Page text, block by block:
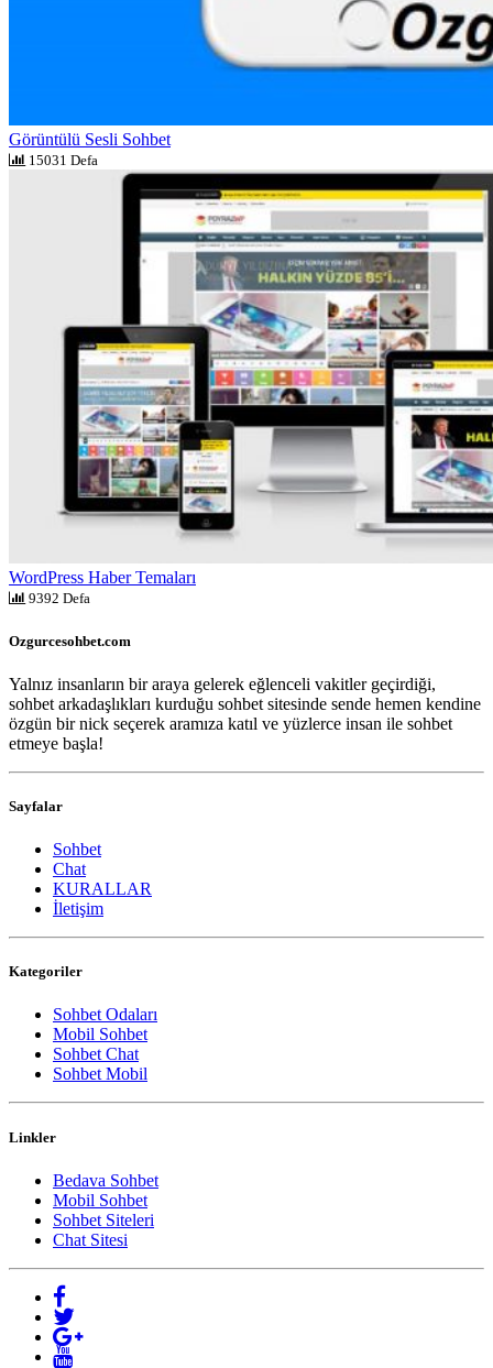
Görüntülü Sesli Sohbet
15031 Defa
WordPress Haber Temaları
9392 Defa
Ozgurcesohbet.com
Yalnız insanların bir araya gelerek eğlenceli vakitler geçirdiği,
sohbet arkadaşlıkları kurduğu sohbet sitesinde sende hemen kendine
özgün bir nick seçerek aramıza katıl ve yüzlerce insan ile sohbet
etmeye başla!
Sayfalar
Sohbet
Chat
KURALLAR
İletişim
Kategoriler
Sohbet Odaları
Mobil Sohbet
Sohbet Chat
Sohbet Mobil
Linkler
Bedava Sohbet
Mobil Sohbet
Sohbet Siteleri
Chat Sitesi